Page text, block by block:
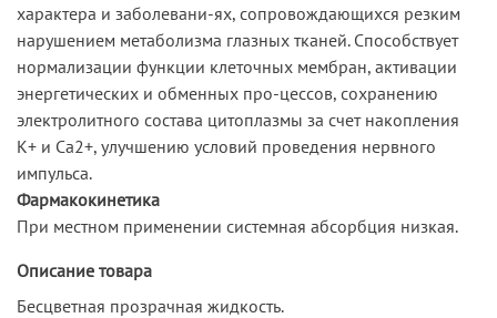
характера и заболевани-ях, сопровождающихся резким
нарушением метаболизма глазных тканей. Способствует
нормализации функции клеточных мембран, активации
энергетических и обменных про-цессов, сохранению
электролитного состава цитоплазмы за счет накопления
К+ и Са2+, улучшению условий проведения нервного
импульса.
Фармакокинетика
При местном применении системная абсорбция низкая.
Описание товара
Бесцветная прозрачная жидкость.